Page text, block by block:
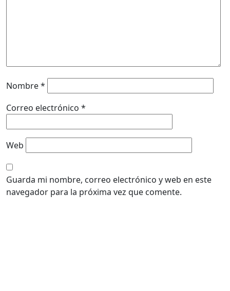
Nombre*
Correo electrónico *
Web
Guarda mi nombre, correo electrónico y web en este
navegador para la próxima vez que comente.